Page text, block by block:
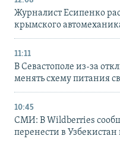
Журналист Есипенко
крымского
11:11
В Севастополе из-за
менять схему питания
10:45
СМИ: В Wildberries
перенести в Узбекистан